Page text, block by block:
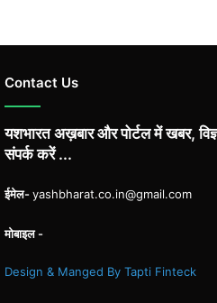
Contact Us
यशभारत अख़बार और पोर्टल में खबर,
संपर्क करें ...
ईमेल-yashbharat.co.in@gmail.com
मोबाइल -
Design & Manged By Tapti Finteck